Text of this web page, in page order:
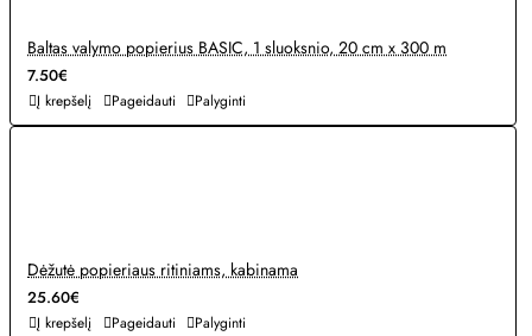
Baltas valymo popierius BASIC, 1 sluoksnio, 20 cm x 300 m
7.50€
Į krepšelį Pageidauti Palyginti
Dėžutė popieriaus ritiniams, kabinama
25.60€
Į krepšelį Pageidauti Palyginti